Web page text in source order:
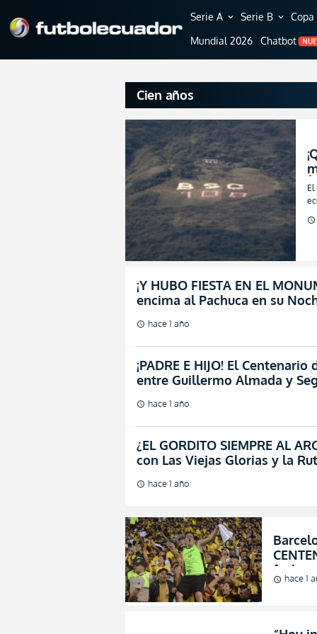
Serie A expand_more Serie B expand_more
Mundial 2026 Chatbot
Cien años
El
schedule
¡Y HUBO FIESTA EN EL
encima al Pachuca en su
schedule hace 1 año
¡PADRE E HIJO! El
entre Guillermo Almada y
schedule hace 1 año
¿EL GORDITO SIEMPRE AL
con Las Viejas Glorias y la
schedule hace 1 año
fecha
schedule hace 1